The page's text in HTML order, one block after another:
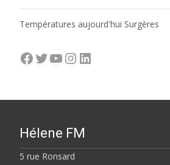
Températures aujourd'hui Surgères
Facebook
Twitter
YouTube
Instagram
LinkedIn
Hélene FM
5 rue Ronsard